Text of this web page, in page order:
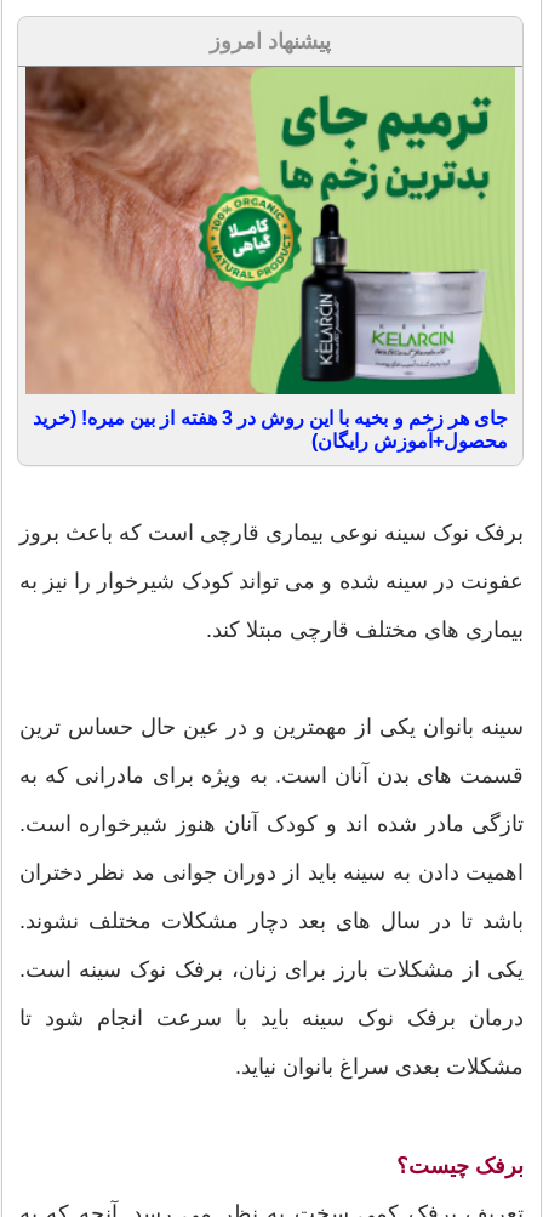
پیشنهاد امروز
جای هر زخم و بخیه با این روش در 3 هفته از بین میره! (خرید
محصول+آموزش رایگان)
برفک نوک سینه نوعی بیماری قارچی است که باعث بروز
عفونت در سینه شده و می تواند کودک شیرخوار را نیز به
بیماری های مختلف قارچی مبتلا کند.
سینه بانوان یکی از مهمترین و در عین حال حساس ترین
قسمت های بدن آنان است. به ویژه برای مادرانی که به
تازگی مادر شده اند و کودک آنان هنوز شیرخواره است.
اهمیت دادن به سینه باید از دوران جوانی مد نظر دختران
باشد تا در سال های بعد دچار مشکلات مختلف نشوند.
یکی از مشکلات بارز برای زنان، برفک نوک سینه است.
درمان برفک نوک سینه باید با سرعت انجام شود تا
مشکلات بعدی سراغ بانوان نیاید.
برفک چیست؟